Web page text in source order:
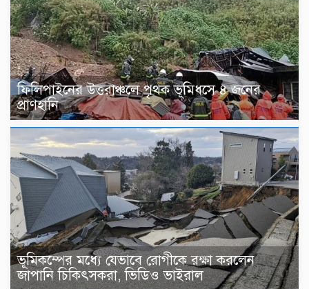
ফিলিপাইনের উত্তরাঞ্চলে পৃথক ভূমিধসে ৪ জনের
প্রাণহানি
ভূমিকম্পের মধ্যে যেভাবে রোগীকে রক্ষা করলেন
জাপানি চিকিৎসকরা, ভিডিও ভাইরাল